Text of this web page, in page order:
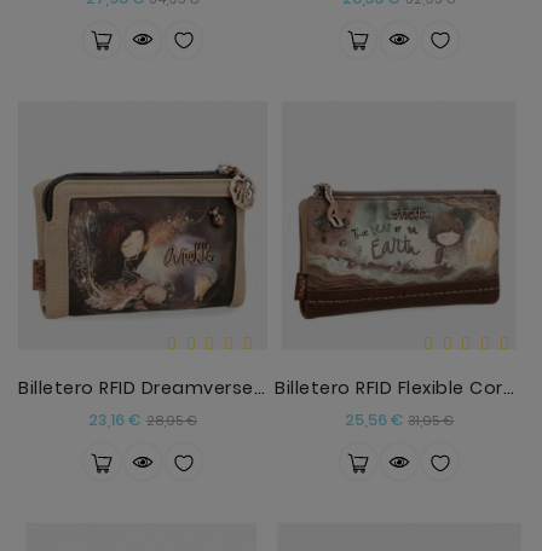
Billetero RFID Dreamverse Anekke
23,16 € Precio
28,95 €Precio
Billetero RFID Flexible Core Anekke
25,56 € Precio
31,95 €Precio